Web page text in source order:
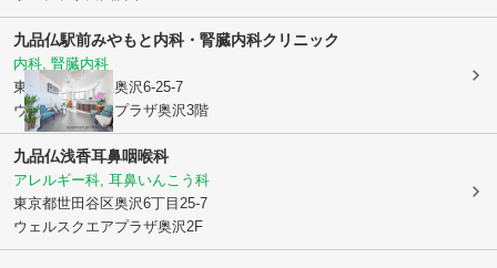
九品仏駅前みやもと内科・腎臓内科クリニック
内科, 腎臓内科
東京都世田谷区 奥沢6-25-7
ウェルスクエアプラザ奥沢3階
九品仏浅香耳鼻咽喉科
アレルギー科, 耳鼻いんこう科
東京都世田谷区奥沢6丁目25-7
ウェルスクエアプラザ奥沢2F